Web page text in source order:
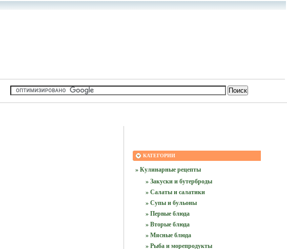
КАТЕГОРИИ
» Кулинарные рецепты
» Закуски и бутерброды
» Салаты и салатики
» Супы и бульоны
» Первые блюда
» Вторые блюда
» Мясные блюда
» Рыба и морепродукты